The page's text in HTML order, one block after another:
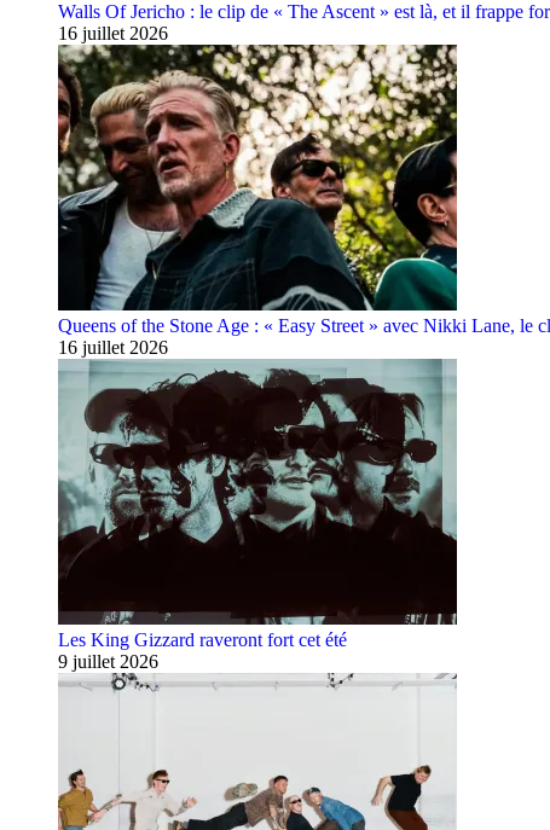
Walls Of Jericho : le clip de « The Ascent » est là, et il frappe
16 juillet 2026
Queens of the Stone Age : « Easy Street » avec Nikki Lane, le
16 juillet 2026
Les King Gizzard raveront fort cet été
9 juillet 2026